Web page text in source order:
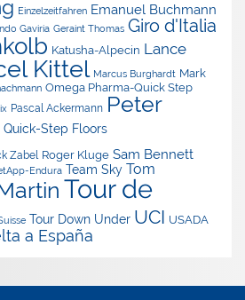
Einzelzeitfahren Emanuel Buchmann
Gaviria Geraint Thomas Giro d'Italia
Katusha-Alpecin Lance
Kittel Marcus Burghardt Mark
Omega Pharma-Quick Step
Pascal Ackermann Peter
Quick-Step Floors
Zabel Roger Kluge Sam Bennett
Endura Team Sky Tom
Tour de
Tour Down Under UCI USADA
a España